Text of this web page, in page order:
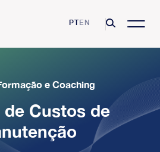
PTEN
e Coaching
de Custos de